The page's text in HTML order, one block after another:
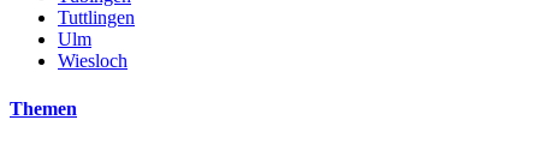
Tuttlingen
Ulm
Wiesloch
Themen